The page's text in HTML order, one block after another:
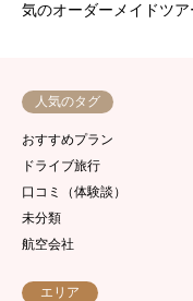
気のオーダーメイドツア
人気のタグ
おすすめプラン
ドライブ旅行
口コミ（体験談）
未分類
航空会社
エリア